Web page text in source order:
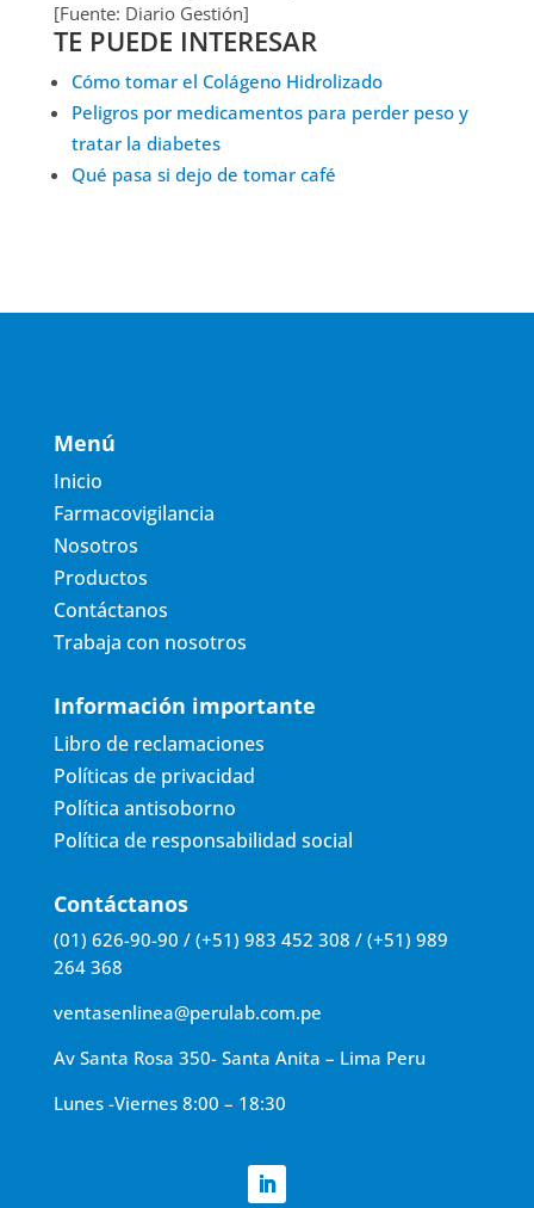
[Fuente: Diario Gestión]
TE PUEDE INTERESAR
Cómo tomar el Colágeno Hidrolizado
Peligros por medicamentos para perder peso y
tratar la diabetes
Qué pasa si dejo de tomar café
Menú
Inicio
Farmacovigilancia
Nosotros
Productos
Contáctanos
Trabaja con nosotros
Información importante
Libro de reclamaciones
Políticas de privacidad
Política antisoborno
Política de responsabilidad social
Contáctanos
(01) 626-90-90 / (+51) 983 452 308 / (+51) 989
264 368
ventasenlinea@perulab.com.pe
Av Santa Rosa 350- Santa Anita – Lima Peru
Lunes -Viernes 8:00 – 18:30